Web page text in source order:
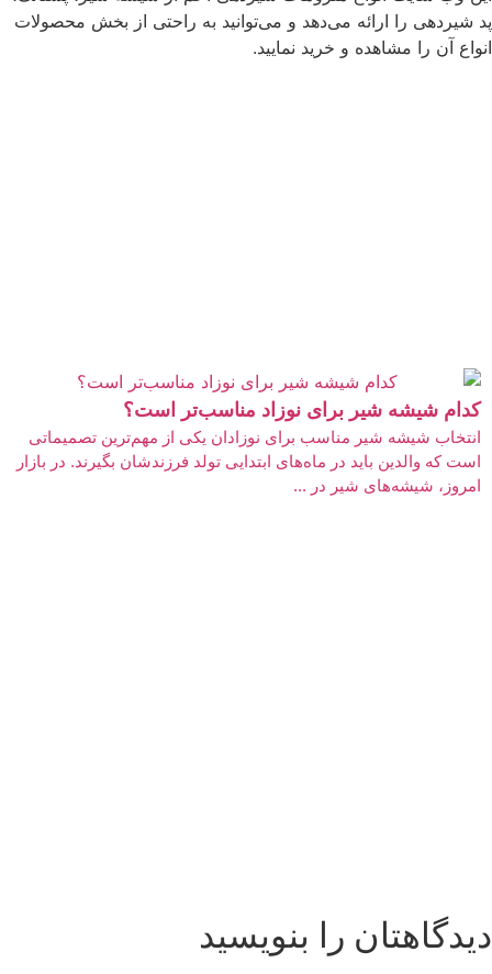
پد شیردهی را ارائه می‌دهد و می‌توانید به راحتی از بخش محصولات
انواع آن را مشاهده و خرید نمایید.
کدام شیشه شیر برای نوزاد مناسب‌تر است؟
انتخاب شیشه شیر مناسب برای نوزادان یکی از مهم‌ترین تصمیماتی
است که والدین باید در ماه‌های ابتدایی تولد فرزندشان بگیرند. در بازار
امروز، شیشه‌های شیر در ...
دیدگاهتان را بنویسید